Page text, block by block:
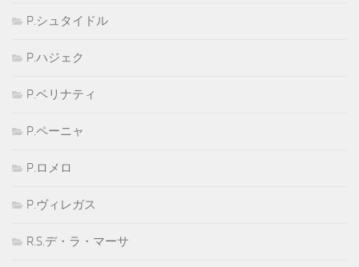
P.シュタイドル
P.ハジェク
P.ベリナティ
P.ペーニャ
P.ロメロ
P.ヴィレガス
R.S.デ・ラ・マーサ